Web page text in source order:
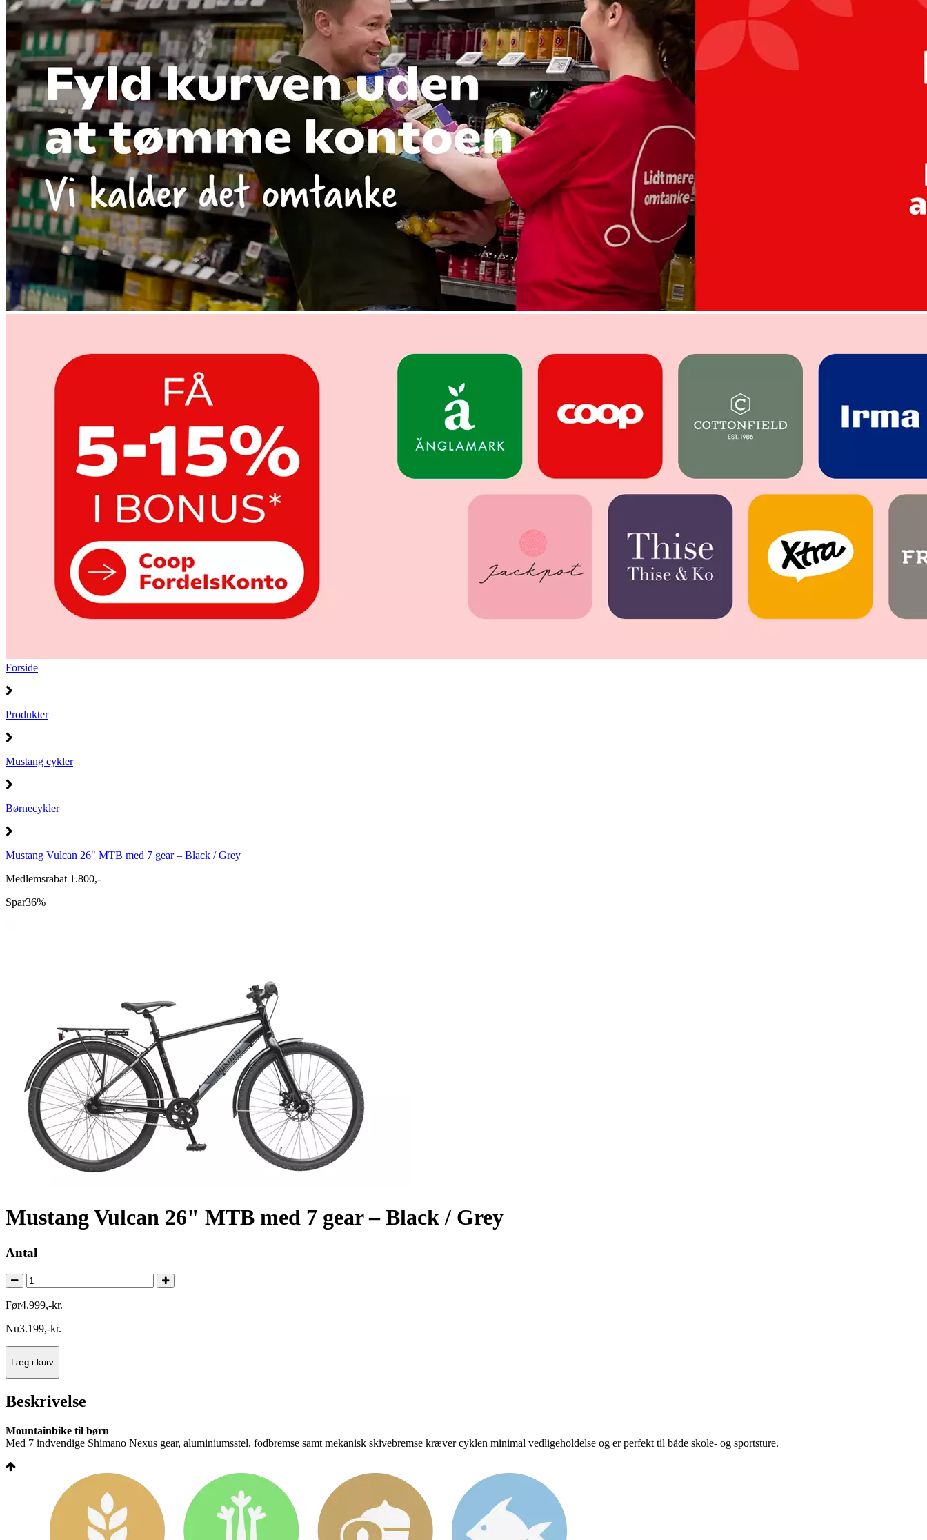
Forside
Produkter
Mustang cykler
Børnecykler
Mustang Vulcan 26" MTB med 7 gear – Black / Grey
Medlemsrabat 1.800,-
Spar36%
Mustang Vulcan 26" MTB med 7 gear – Black / Grey
Antal
Før4.999,-kr.
Nu3.199,-kr.
Læg i kurv
Beskrivelse
Mountainbike til børn
Med 7 indvendige Shimano Nexus gear, aluminiumsstel, fodbremse samt mekanisk skivebremse kræver cyklen minimal vedligeholdelse og er perfekt til både skole- og sportsture.